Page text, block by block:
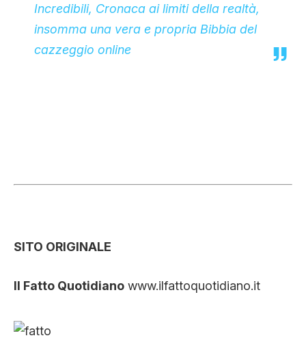
Incredibili, Cronaca ai limiti della realtà,
insomma una vera e propria Bibbia del
cazzeggio online
SITO ORIGINALE
Il Fatto Quotidiano www.ilfattoquotidiano.it